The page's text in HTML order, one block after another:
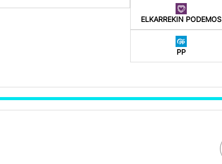
ELKARREKIN PODEMOS
PP